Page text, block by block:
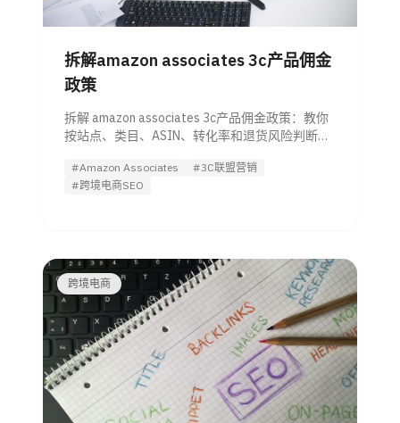
拆解amazon associates 3c产品佣金
政策
拆解 amazon associates 3c产品佣金政策：教你
按站点、类目、ASIN、转化率和退货风险判断手
#Amazon Associates
#3C联盟营销
#跨境电商SEO
跨境电商